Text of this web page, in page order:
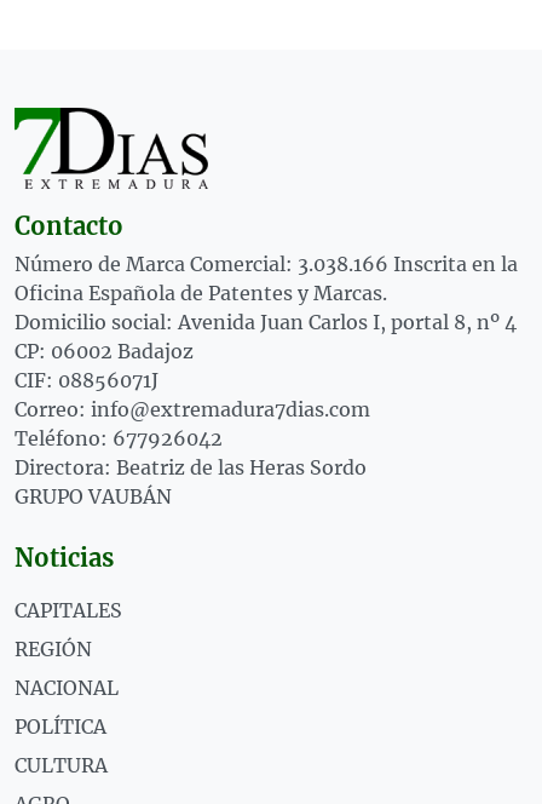
Contacto
Número de Marca Comercial: 3.038.166 Inscrita en la
Oficina Española de Patentes y Marcas.
Domicilio social: Avenida Juan Carlos I, portal 8, nº 4
CP: 06002 Badajoz
CIF: 08856071J
Correo: info@extremadura7dias.com
Teléfono: 677926042
Directora: Beatriz de las Heras Sordo
GRUPO VAUBÁN
Noticias
CAPITALES
REGIÓN
NACIONAL
POLÍTICA
CULTURA